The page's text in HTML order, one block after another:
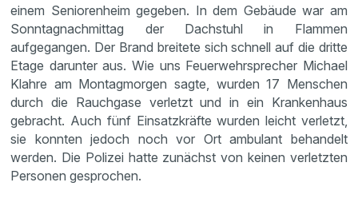
einem Seniorenheim gegeben. In dem Gebäude war am
Sonntagnachmittag der Dachstuhl in Flammen
aufgegangen. Der Brand breitete sich schnell auf die dritte
Etage darunter aus. Wie uns Feuerwehrsprecher Michael
Klahre am Montagmorgen sagte, wurden 17 Menschen
durch die Rauchgase verletzt und in ein Krankenhaus
gebracht. Auch fünf Einsatzkräfte wurden leicht verletzt,
sie konnten jedoch noch vor Ort ambulant behandelt
werden. Die Polizei hatte zunächst von keinen verletzten
Personen gesprochen.